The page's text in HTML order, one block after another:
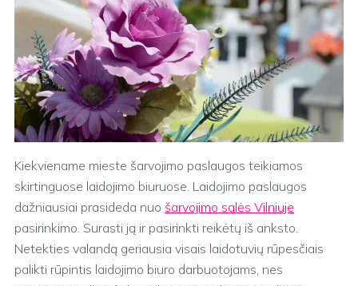
Kiekviename mieste šarvojimo paslaugos teikiamos
skirtinguose laidojimo biuruose. Laidojimo paslaugos
dažniausiai prasideda nuo šarvojimo salės Vilniuje
pasirinkimo. Surasti ją ir pasirinkti reikėtų iš anksto.
Netekties valandą geriausia visais laidotuvių rūpesčiais
palikti rūpintis laidojimo biuro darbuotojams, nes